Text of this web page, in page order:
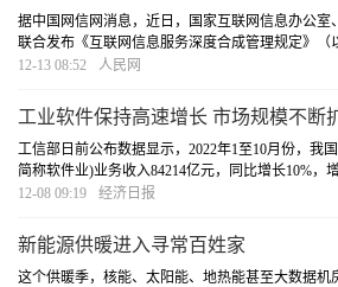
众混淆
据中国网信网消息，近日，国家互联网信息办公室
联合发布《互联网信息服务深度合成管理规定》（
2023年1月10日起施行。其中提出，深度合成服务
12-13 08:52 人民网
工业软件保持高速增长 市场规模不断
工信部日前公布数据显示，2022年1至10月份，我
简称软件业)业务收入84214亿元，同比增长10%，
分点；软件业利润总额10047亿元，同比增长4.5%
12-08 09:19 经济日报
新能源供暖进入寻常百姓家
这个供暖季，核能、太阳能、地热能甚至大数据机